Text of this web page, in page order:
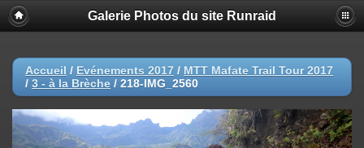
Galerie Photos du site Runraid
Accueil / Evénements 2017 / MTT Mafate Trail Tour 2017
/ 3 - à la Brèche / 218-IMG_2560